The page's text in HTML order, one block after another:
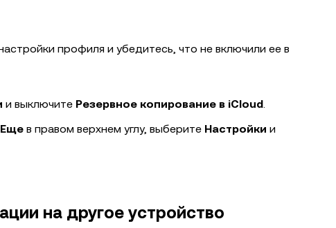
профиля и убедитесь, что не включили ее в
и выключите Резервное копирование в iCloud.
Еще в правом верхнем углу, выберите Настройки и
на другое устройство